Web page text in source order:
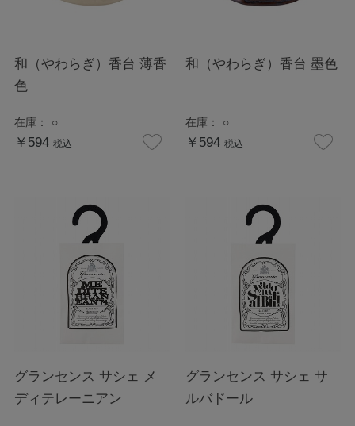
和（やわらぎ）香台 薄香
色
在庫： ○
￥594 税込
和（やわらぎ）香台 墨色
在庫： ○
￥594 税込
グランセンス サシェ メ
ディテレーニアン
グランセンス サシェ サ
ルバドール